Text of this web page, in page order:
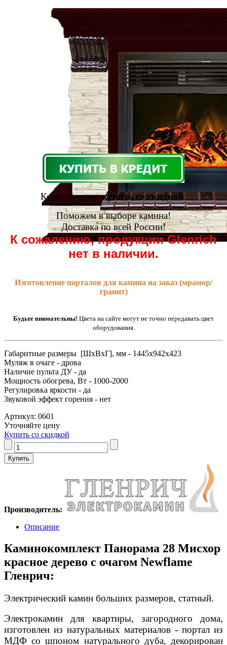
Консультация,купить со скидкой:
Поможем в выборе камина!
Доставка по всей России!
К сожалению, продукции Glenrich
нет в наличии.
Изготовление порталов для камина на заказ (мрамор/
гранит)
Будьте внимательны! Цвета на сайте могут не точно передавать цвет
оборудования.
Габаритные размеры [ШxВxГ], мм - 1445x942x423
Муляж в очаге - дрова
Наличие пульта ДУ - да
Мощность обогрева, Вт - 1000-2000
Регулировка яркости - да
Звуковой эффект горения - нет
Артикул: 0601
Уточняйте цену
Купить со скидкой
Производитель:
Описание
Каминокомплект Панорама 28 Мисхор
красное дерево с очагом Newflame
Гленрич:
Электрический камин больших размеров, статный.
Электрокамин для квартиры, загородного дома,
изготовлен из натуральных материалов - портал из
МДФ со шпоном натурального дуба, декорирован